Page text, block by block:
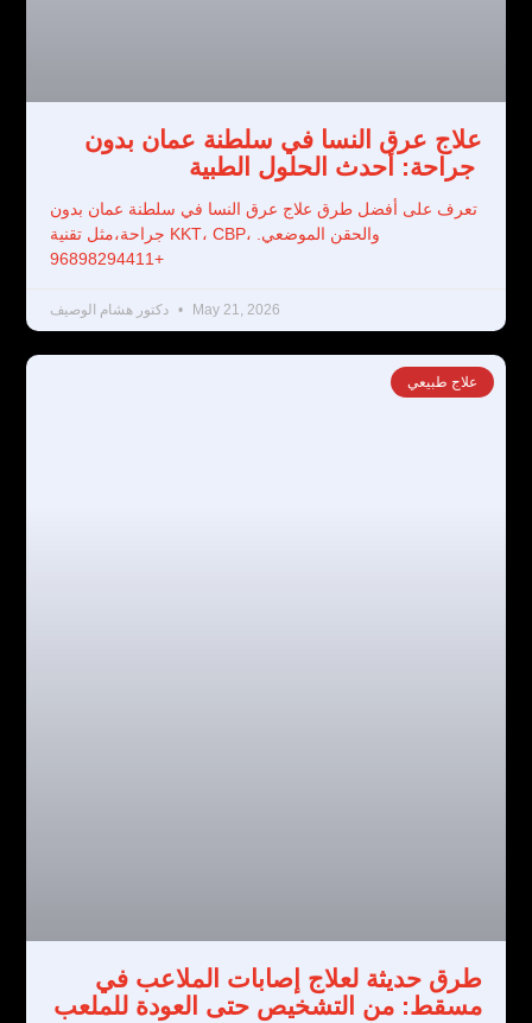
علاج عرق النسا في سلطنة عمان بدون
تعرف على أفضل طرق علاج عرق النسا في سلطنة عمان بدون
جراحة،مثل تقنية KKT، CBP، والحقن الموضعي.
+96898294411
دكتور هشام الوصيف May 21, 2026
علاج طبيعي
طرق حديثة لعلاج إصابات الملاعب في
مسقط: من التشخيص حتى العودة للملعب